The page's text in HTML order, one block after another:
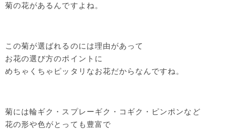
菊の花があるんですよね。
この菊が選ばれるのには理由があって
お花の選び方のポイントに
めちゃくちゃピッタリなお花だからなんですね。
菊には輪ギク・スプレーギク・コギク・ピンポンなど
花の形や色がとっても豊富で